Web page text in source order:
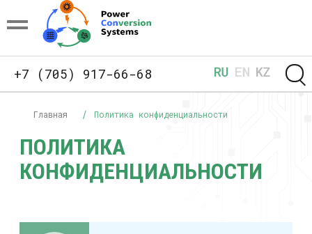
+7 (705) 917-66-68
Главная Политика конфиденциальности
ПОЛИТИКА
КОНФИДЕНЦИАЛЬНОСТИ